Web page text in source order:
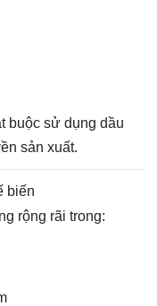
buộc sử dụng dầu
sản xuất.
biến
rộng rãi trong: